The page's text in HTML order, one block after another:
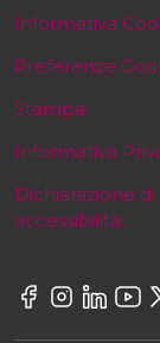
Informativa
Preferenze
Stampa
Informativa
Dichiarazione di
accessibilità